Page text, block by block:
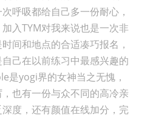
呼吸都给自己多一份耐心，
入TYM对我来说也是一次非
间和地点的合适凑巧报名，
己在以前练习中最感兴趣的
是yogi界的女神当之无愧，
也有一份与众不同的高冷亲
度，还有颜值在线加分，完